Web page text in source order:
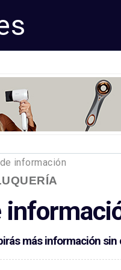
información
más información